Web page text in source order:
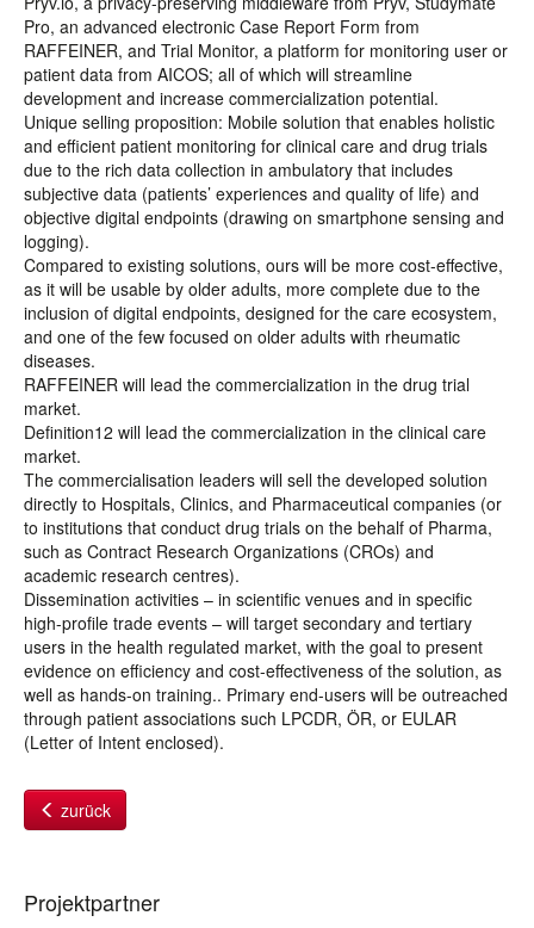
Pro, an advanced electronic Case Report Form from
RAFFEINER, and Trial Monitor, a platform for monitoring user or
patient data from AICOS; all of which will streamline
development and increase commercialization potential.
Unique selling proposition: Mobile solution that enables holistic
and efficient patient monitoring for clinical care and drug trials
due to the rich data collection in ambulatory that includes
subjective data (patients’ experiences and quality of life) and
objective digital endpoints (drawing on smartphone sensing and
logging).
Compared to existing solutions, ours will be more cost-effective,
as it will be usable by older adults, more complete due to the
inclusion of digital endpoints, designed for the care ecosystem,
and one of the few focused on older adults with rheumatic
diseases.
RAFFEINER will lead the commercialization in the drug trial
market.
Definition12 will lead the commercialization in the clinical care
market.
The commercialisation leaders will sell the developed solution
directly to Hospitals, Clinics, and Pharmaceutical companies (or
to institutions that conduct drug trials on the behalf of Pharma,
such as Contract Research Organizations (CROs) and
academic research centres).
Dissemination activities – in scientific venues and in specific
high-profile trade events – will target secondary and tertiary
users in the health regulated market, with the goal to present
evidence on efficiency and cost-effectiveness of the solution, as
well as hands-on training.. Primary end-users will be outreached
through patient associations such LPCDR, ÖR, or EULAR
(Letter of Intent enclosed).
zurück
Projektpartner